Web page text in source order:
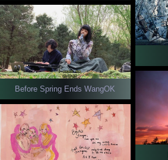
Before Spring Ends WangOK